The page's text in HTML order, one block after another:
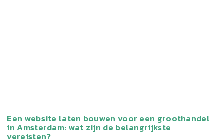
Een website laten bouwen voor een groothandel
in Amsterdam: wat zijn de belangrijkste